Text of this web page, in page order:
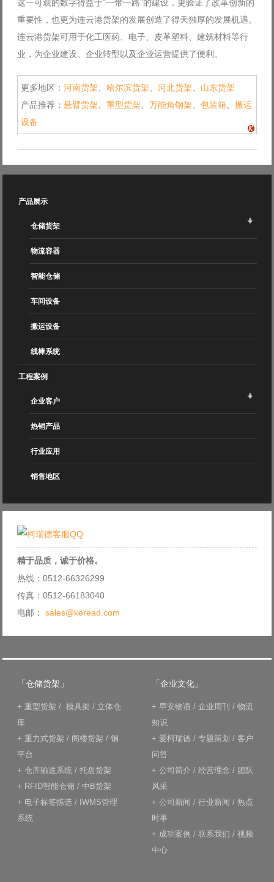
这一可观的数字得益于“一带一路”的建设，更验证了改革创新的
重要性，也更为连云港货架的发展创造了得天独厚的发展机遇。
连云港货架可用于化工医药、电子、皮革塑料、建筑材料等行
业，为企业建设、企业转型以及企业运营提供了便利。
更多地区： 河南货架 哈尔滨货架 河北货架
山东货架
产品推荐： 悬臂货架 重型货架 万能角钢架 包装箱
搬运
设备
产品展示
仓储货架
物流容器
智能仓储
车间设备
搬运设备
线棒系统
工程案例
企业客户
热销产品
行业应用
销售地区
精于品质，诚于价格。
热线：0512-66326299
传真：0512-66183040
电邮： sales@keread.com
「仓储货架」
+ 重型货架 / 模具架 / 立体仓
库
+ 重力式货架 / 阁楼货架 / 钢
平台
+ 仓库输送系统 / 托盘货架
+ RFID智能仓储 / 中B货架
+ 电子标签拣选 / IWMS管理
系统
「企业文化」
+ 早安物语 / 企业周刊 / 物流
知识
+ 爱柯瑞德 / 专题策划 / 客户
问答
+ 公司简介 / 经营理念 / 团队
风采
+ 公司新闻 / 行业新闻 / 热点
时事
+ 成功案例 / 联系我们 / 视频
中心